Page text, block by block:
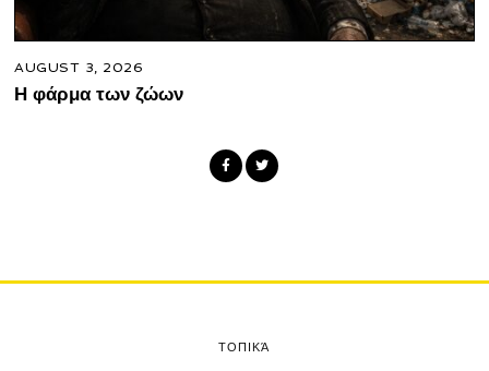
AUGUST 3, 2026
Η φάρμα των ζώων
ΤΟΠΙΚΆ